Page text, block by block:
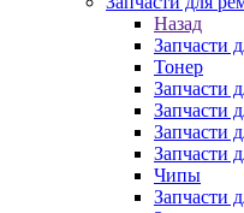
Назад
Запчасти
Тонер
Запчасти
Запчасти
Запчасти
Запчасти
Чипы
Запчасти